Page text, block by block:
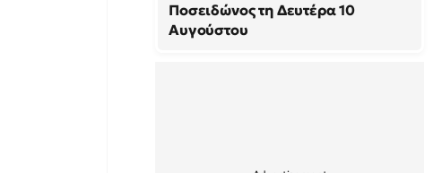
Ποσειδώνος τη Δευτέρα 10
Αυγούστου